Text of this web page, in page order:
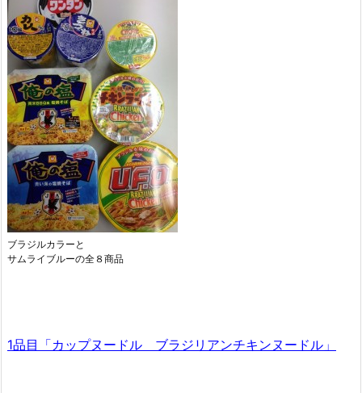
ブラジルカラーと
サムライブルーの全８商品
1品目「カップヌードル ブラジリアンチキンヌードル」